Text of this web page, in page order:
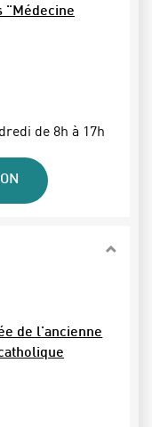
"Médecine
de 8h à 17h
de l'ancienne